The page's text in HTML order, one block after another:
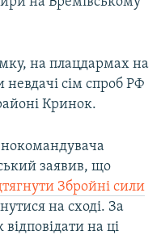
на плацдармах на
невдачі сім спроб РФ
Кринок.
заявив, що
Збройні сили
на сході. За
на ці